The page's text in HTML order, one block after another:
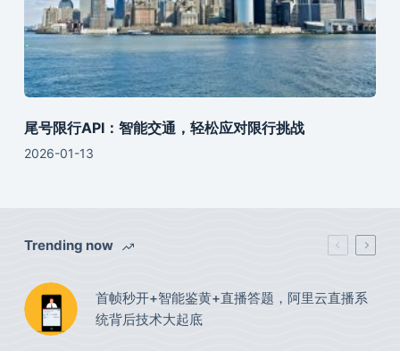
尾号限行API：智能交通，轻松应对限行挑战
2026-01-13
Trending now
首帧秒开+智能鉴黄+直播答题，阿里云直播系
统背后技术大起底